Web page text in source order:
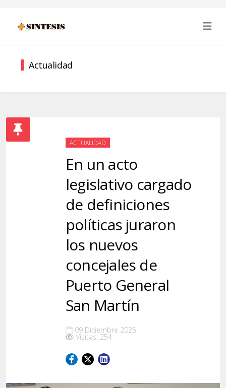
Actualidad
ACTUALIDAD
En un acto
legislativo cargado
de definiciones
políticas juraron
los nuevos
concejales de
Puerto General
San Martín
09 Diciembre 2025
Visitas: 254